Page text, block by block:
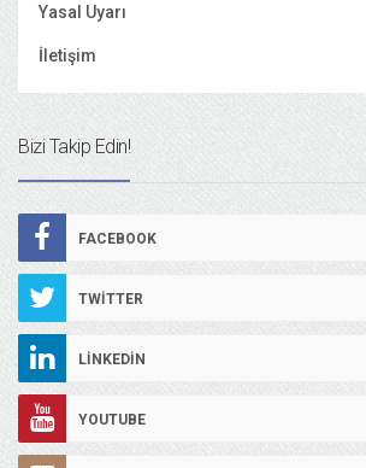
Yasal Uyarı
İletişim
Bizi Takip Edin!
FACEBOOK
TWITTER
LINKEDIN
YOUTUBE